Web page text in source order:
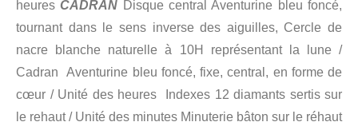
heuresCADRAN Disque central Aventurine bleu foncé,
tournant dans le sens inverse des aiguilles, Cercle de
nacre blanche naturelle à 10H représentant la lune /
Cadran Aventurine bleu foncé, fixe, central, en forme de
cœur / Unité des heures Indexes 12 diamants sertis sur
le rehaut / Unité des minutes Minuterie bâton sur le réhaut